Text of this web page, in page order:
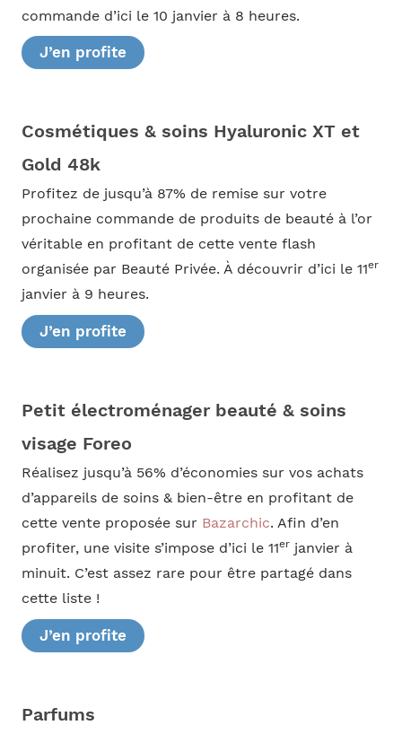
commande d’ici le 10 janvier à 8 heures.
J’en profite
Cosmétiques & soins Hyaluronic XT et
Gold 48k
Profitez de jusqu’à 87% de remise sur votre
prochaine commande de produits de beauté à l’or
véritable en profitant de cette vente flash
organisée par Beauté Privée. À découvrir d’ici le 11er
janvier à 9 heures.
J’en profite
Petit électroménager beauté & soins
visage Foreo
Réalisez jusqu’à 56% d’économies sur vos achats
d’appareils de soins & bien-être en profitant de
cette vente proposée sur Bazarchic. Afin d’en
profiter, une visite s’impose d’ici le 11erjanvier à
minuit. C’est assez rare pour être partagé dans
cette liste !
J’en profite
Parfums